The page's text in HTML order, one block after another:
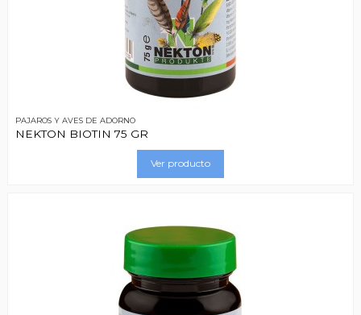
PAJAROS Y AVES DE ADORNO
NEKTON BIOTIN 75 GR
Ver producto